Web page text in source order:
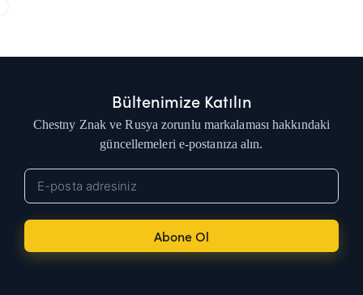
Bültenimize Katılın
Chestny Znak ve Rusya zorunlu markalaması hakkındaki
güncellemeleri e-postanıza alın.
Abone Ol